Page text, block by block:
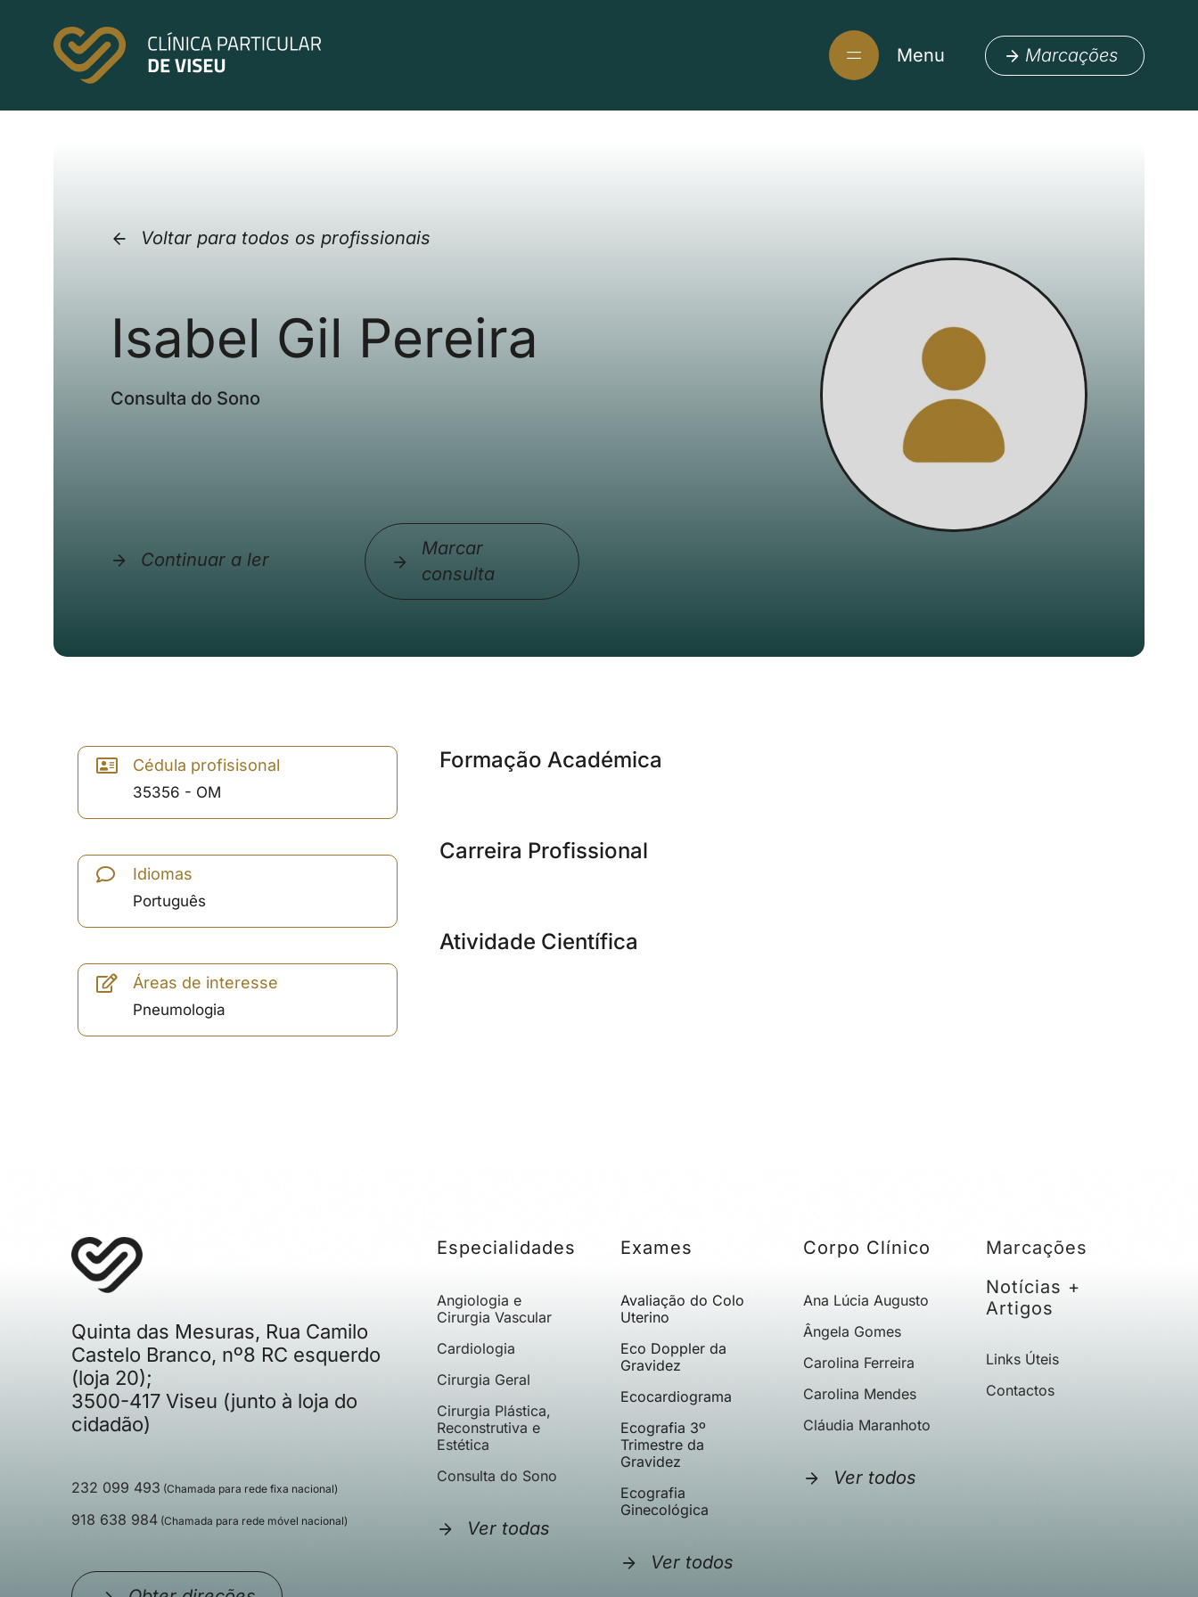
Menu Marcações
Voltar para todos os profissionais
Isabel Gil Pereira
Consulta do Sono
Continuar a ler
Marcar
consulta
Cédula profisisonal
35356 - OM
Idiomas
Português
Áreas de interesse
Pneumologia
Formação Académica
Carreira Profissional
Atividade Científica
Quinta das Mesuras, Rua Camilo
Castelo Branco, nº8 RC esquerdo
(loja 20);
3500-417 Viseu (junto à loja do
cidadão)
232 099 493 (Chamada para rede fixa nacional)
918 638 984(Chamada para rede móvel nacional)
Especialidades
Angiologia e
Cirurgia Vascular
Cardiologia
Cirurgia Geral
Cirurgia Plástica,
Reconstrutiva e
Estética
Consulta do Sono
Ver todas
Exames
Avaliação do Colo
Uterino
Eco Doppler da
Gravidez
Ecocardiograma
Ecografia 3º
Trimestre da
Gravidez
Ecografia
Ginecológica
Ver todos
Corpo Clínico
Ana Lúcia Augusto
Ângela Gomes
Carolina Ferreira
Carolina Mendes
Cláudia Maranhoto
Ver todos
Marcações
Notícias +
Artigos
Links Úteis
Contactos